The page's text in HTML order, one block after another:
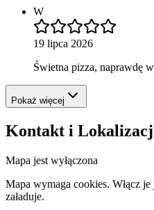
W
19 lipca 2026
Świetna pizza, naprawdę
Pokaż więcej
Kontakt i
Mapa jest wyłączona
Mapa wymaga cookies. Włącz
załaduje.